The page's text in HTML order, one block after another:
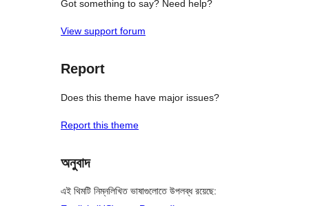
Got something to say? Need help?
View support forum
Report
Does this theme have major issues?
Report this theme
অনুবাদ
এই থিমটি নিম্নলিখিত ভাষাগুলোতে উপলব্ধ রয়েছে: